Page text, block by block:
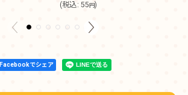
(税込: 55円)
Facebookでシェア